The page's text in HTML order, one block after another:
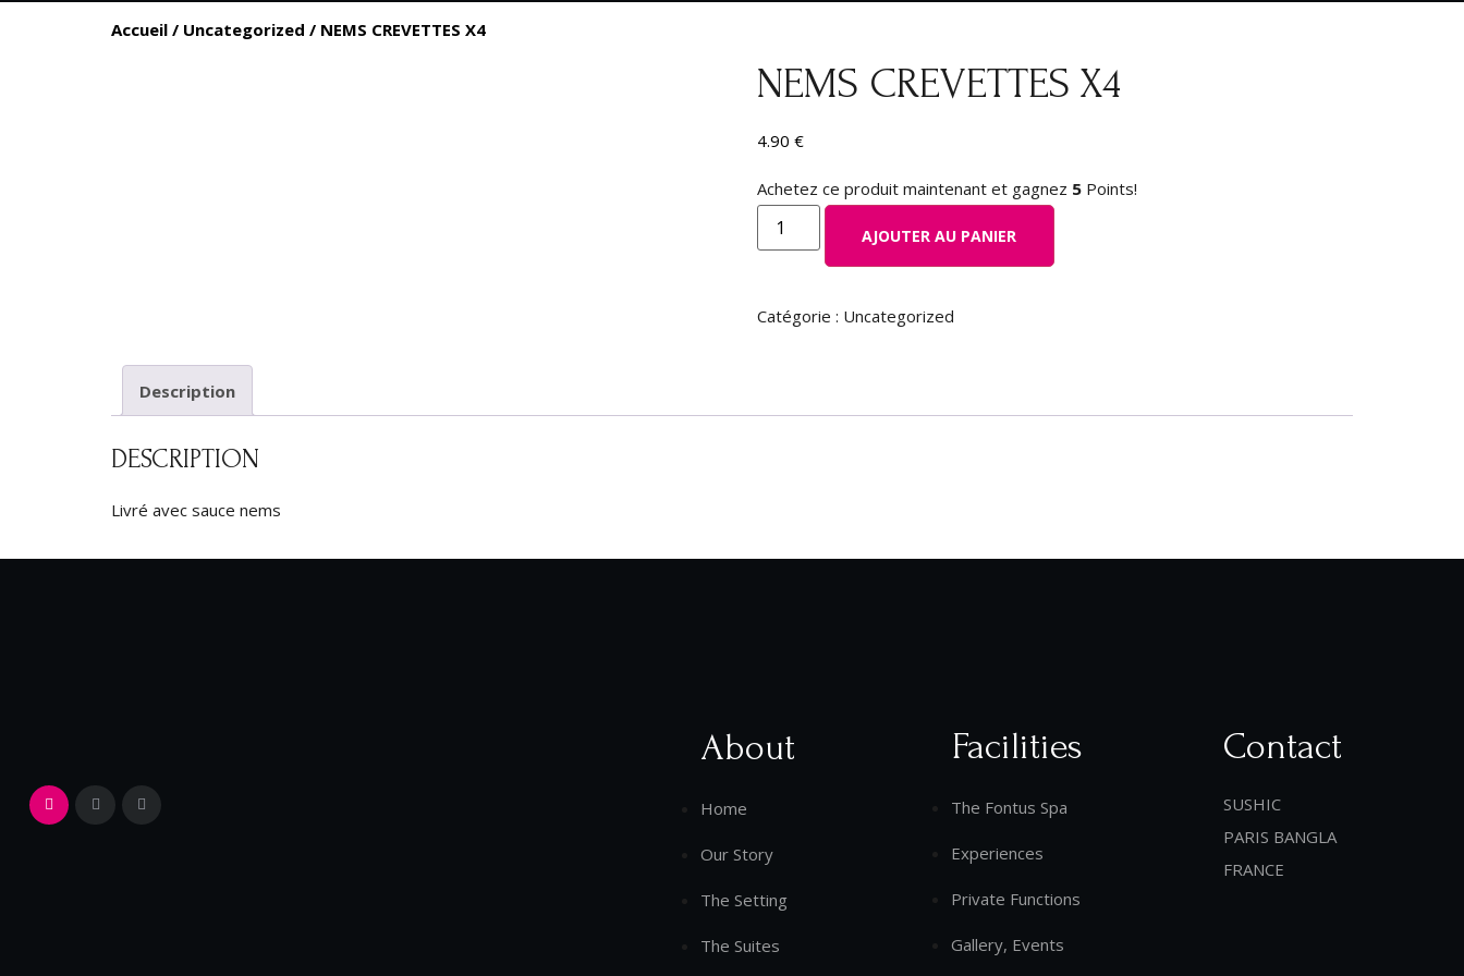
Accueil / Uncategorized / NEMS CREVETTES X4
NEMS CREVETTES X4
4.90 €
Achetez ce produit maintenant et gagnez 5Points!
AJOUTER AU PANIER
Catégorie : Uncategorized
Description
DESCRIPTION
Livré avec sauce nems
About
Home
Our Story
The Setting
The Suites
Facilities
The Fontus Spa
Experiences
Private Functions
Gallery, Events
Contact
SUSHIC
PARIS BANGLA
FRANCE